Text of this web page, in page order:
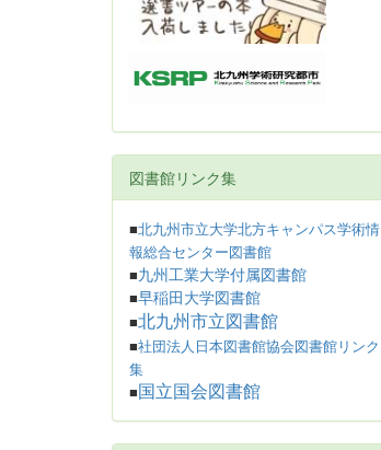
図書館リンク集
■北九州市立大学北方キャンパス学術情
報総合センター図書館
■九州工業大学付属図書館
■早稲田大学図書館
■北九州市立図書館
■社団法人日本図書館協会図書館リンク
集
■ 国立国会図書館